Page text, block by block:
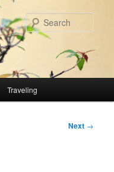
Traveling
Next →